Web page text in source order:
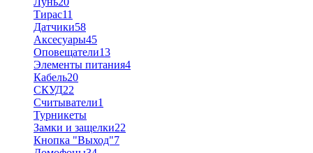
Тирас11
Датчики58
Аксесуары45
Оповещатели13
Элементы питания4
Кабель20
СКУД22
Считыватели1
Турникеты
Замки и защелки22
Кнопка "Выход"7